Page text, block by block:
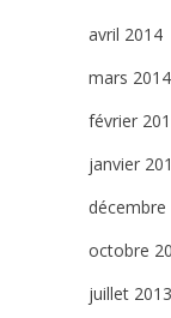
avril 2014
mars 2014
février
janvier
décembre
octobre
juillet 2013